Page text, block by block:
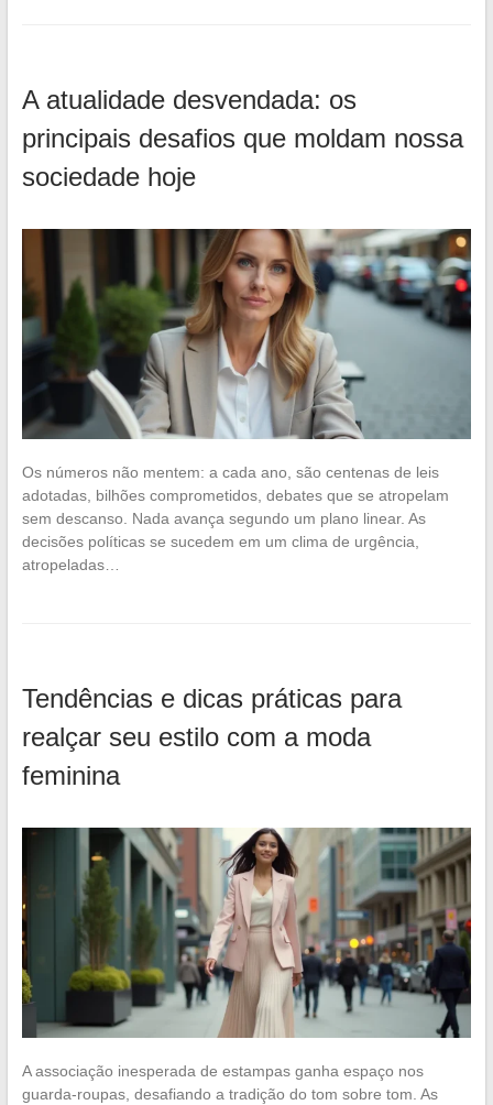
A atualidade desvendada: os
principais desafios que moldam nossa
sociedade hoje
Os números não mentem: a cada ano, são centenas de leis
adotadas, bilhões comprometidos, debates que se atropelam
sem descanso. Nada avança segundo um plano linear. As
decisões políticas se sucedem em um clima de urgência,
atropeladas…
Tendências e dicas práticas para
realçar seu estilo com a moda
feminina
A associação inesperada de estampas ganha espaço nos
guarda-roupas, desafiando a tradição do tom sobre tom. As